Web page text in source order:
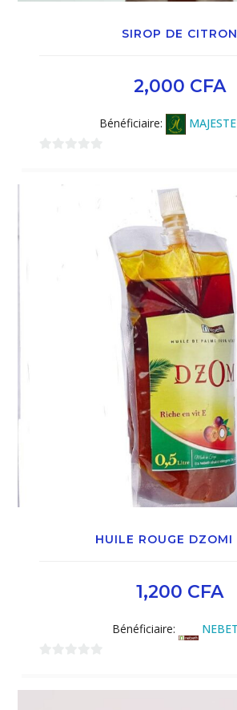
SIROP DE CITRON
2,000 CFA
Bénéficiaire:
HUILE ROUGE DZOMI
1,200 CFA
Bénéficiaire: